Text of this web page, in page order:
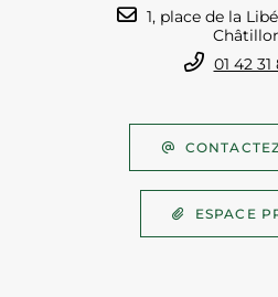
1, place de la
01 42 31
ESPACE